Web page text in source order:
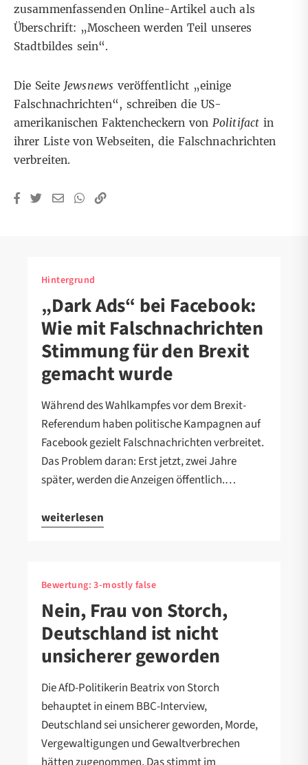
zusammenfassenden Online-Artikel auch als
Überschrift: „Moscheen werden Teil unseres
Stadtbildes sein“.
Die Seite Jewsnews veröffentlicht „einige
Falschnachrichten“, schreiben die US-
amerikanischen Faktencheckern vonPolitifact in
ihrerListevon Webseiten, die Falschnachrichten
verbreiten.
Hintergrund
„Dark Ads“ bei Facebook:
Wie mit Falschnachrichten
Stimmung für den Brexit
gemacht wurde
Während des Wahlkampfes vor dem Brexit-
Referendum haben politische Kampagnen auf
Facebook gezielt Falschnachrichten verbreitet.
Das Problem daran: Erst jetzt, zwei Jahre
später, werden die Anzeigen öffentlich.…
weiterlesen
Bewertung:3-mostly false
Nein, Frau von Storch,
Deutschland ist nicht
unsicherer geworden
Die AfD-Politikerin Beatrix von Storch
behauptet in einem BBC-Interview,
Deutschland sei unsicherer geworden, Morde,
Vergewaltigungen und Gewaltverbrechen